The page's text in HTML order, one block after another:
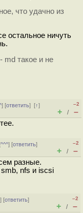
что удачно из
остальное ничуть
md такое и не
] [ответить][↑]
–2
+ / –
^^^] [ответить]
–2
+ / –
разные.
smb, nfs и iscsi
] [ответить]
–2
+ / –